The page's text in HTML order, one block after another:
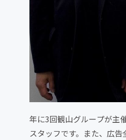
年に3回観山グループが主
スタッフです。また、広